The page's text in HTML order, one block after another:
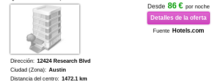
Desde 86 € por noche
Detalles de la oferta
Fuente Hotels.com
Dirección: 12424 Research Blvd
Ciudad (Zona): Austin
Distancia del centro: 1472.1 km